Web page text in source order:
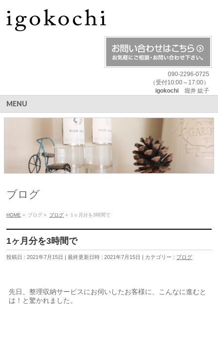
090-2296-0725
（受付10:00～17:00）
igokochi堀井 紘子
MENU
ブログ
HOME » ブログ » ブログ » 1ヶ月分を3時間で
1ヶ月分を3時間で
投稿日 : 2021年7月15日 最終更新日時 : 2021年7月15日 カテゴリー : ブログ
先日、整理収納サービスにお伺いしたお客様に、こんなに進むと
は！と驚かれました。